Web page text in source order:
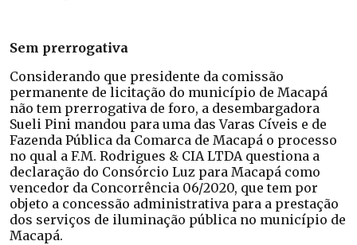
Sem prerrogativa
Considerando que presidente da comissão
permanente de licitação do município de Macapá
não tem prerrogativa de foro, a desembargadora
Sueli Pini mandou para uma das Varas Cíveis e de
Fazenda Pública da Comarca de Macapá o processo
no qual a F.M. Rodrigues & CIA LTDA questiona a
declaração do Consórcio Luz para Macapá como
vencedor da Concorrência 06/2020, que tem por
objeto a concessão administrativa para a prestação
dos serviços de iluminação pública no município de
Macapá.